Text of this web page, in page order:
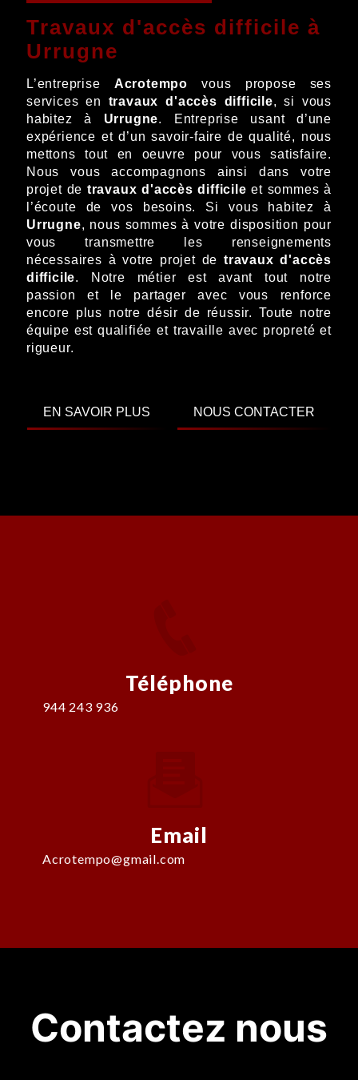
travaux d'accès difficile à
Urrugne
L’entreprise Acrotempo vous propose ses
services en travaux d'accès difficile, si vous
habitez à Urrugne. Entreprise usant d’une
expérience et d’un savoir-faire de qualité, nous
mettons tout en oeuvre pour vous satisfaire.
Nous vous accompagnons ainsi dans votre
projet de travaux d'accès difficile et sommes à
l’écoute de vos besoins. Si vous habitez à
Urrugne, nous sommes à votre disposition pour
vous transmettre les renseignements
nécessaires à votre projet de travaux d'accès
difficile. Notre métier est avant tout notre
passion et le partager avec vous renforce
encore plus notre désir de réussir. Toute notre
équipe est qualifiée et travaille avec propreté et
rigueur.
EN SAVOIR PLUS NOUS CONTACTER
Téléphone
944 243 936
Email
acrotempo@gmail.com
Contactez nous